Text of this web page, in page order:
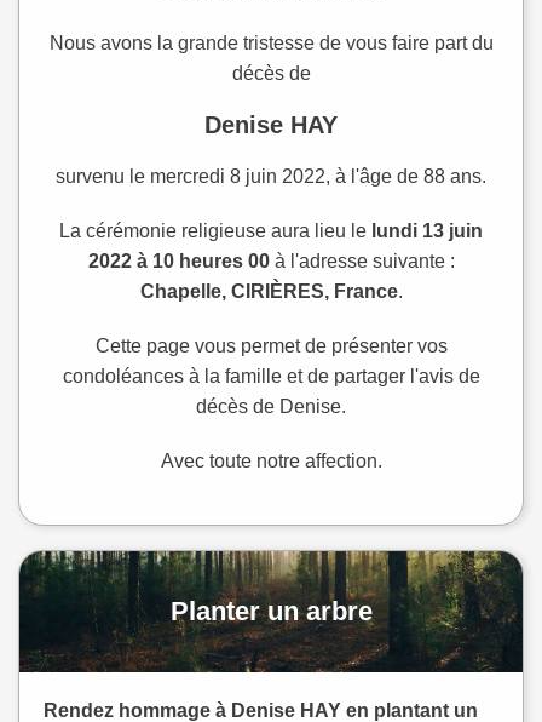
Nous avons la grande tristesse de vous faire part du
décès de
Denise HAY
survenu le mercredi 8 juin 2022, à l'âge de 88 ans.
La cérémonie religieuse aura lieu le lundi 13 juin
2022 à 10 heures 00à l'adresse suivante :
Chapelle, CIRIÈRES, France.
Cette page vous permet de présenter vos
condoléances à la famille et de partager l'avis de
décès de Denise.
Avec toute notre affection.
Planter un arbre
Rendez hommage à Denise HAY en plantant un